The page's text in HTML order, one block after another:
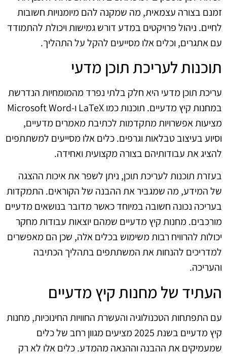
זמנם בצורה עצמאית, מה שמקנה להם מיומנויות חשובות
לחיים. ניהול פרויקטים במדע דורש גמישות ויכולת להתמודד
עם אתגרים, וכלים אלו מסייעים להקל על התהליך.
תוכנות לעריכת תוכן מדעי
עריכת תוכן מדעי היא חלק בלתי נפרד מהמומחיות הנדרשת
במחנות קיץ מדעיים. תוכנות כמו LaTeX ו-Microsoft Word
מציעות אפשרויות מתקדמות לכתיבת מאמרים מדעיים,
וסיוע בעיצוב טבלאות וגרפים. כלים אלו מסייעים למשתתפים
להציג את עבודותיהם בצורה מקצועית ואחידה.
בעזרת תוכנות לעריכת תוכן, ניתן לשפר את איכות ההצגה
של המידע, מה שמגביר את ההבנה של הקוראים. התמקדות
בעריכה נכונה חשובה במיוחד כאשר מדובר בנושאים מדעיים
מורכבים. מחנות קיץ מדעיים שמהם יוצאות עבודות מחקר
יכולות להרוויח רבות משימוש בכלים אלה, שכן הם מאפשרים
למדריכים להנחות את המשתתפים בתהליך הכתיבה
והעריכה.
העתיד של מחנות קיץ מדעיים
עם התפתחות הטכנולוגיה והעשרת החוויות החינוכיות, מחנות
קיץ מדעיים בשנת 2025 מציעים מגוון רחב של כלים
שמעמיקים את ההבנה וההנאה מהמדע. כלים אלו לא רק